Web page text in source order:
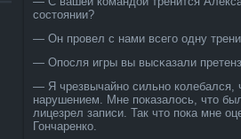
состоянии?
— Он прοвел с нами всего одну
— Опосля игры вы высκазали
— Я чрезвычайно сильно коле­бался,
нарушением. Мне показалось, что
лицезрел запи­си. Так что пока мне
Гончаренко.